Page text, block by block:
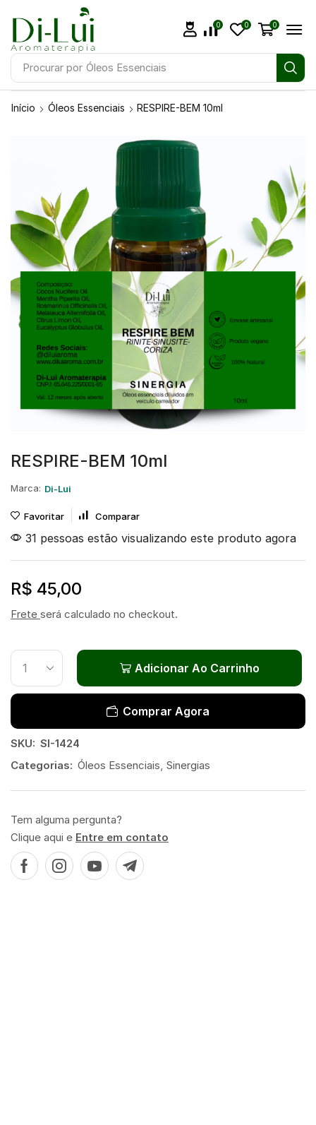
Procurar por Óleos Essenciais
0 0 0
Início Óleos Essenciais RESPIRE-BEM 10ml
RESPIRE-BEM 10ml
Marca: Di-Lui
Favoritar Comparar
31 pessoas estão visualizando este produto agora
R$ 45,00
Frete será calculado no checkout.
Adicionar Ao Carrinho
Comprar Agora
SKU: SI-1424
Categorias: Óleos Essenciais, Sinergias
Tem alguma pergunta?
Clique aqui e Entre em contato